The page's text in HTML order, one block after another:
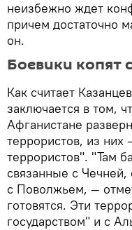
неизбежно ждет
причем достаточно
он.
Боевики копят
Как считает
заключается в том,
Афганистане
террористов, из них
террористов". "Там
связанные с Чечней,
с Поволжьем, —
готовятся. Эти
государством" и с